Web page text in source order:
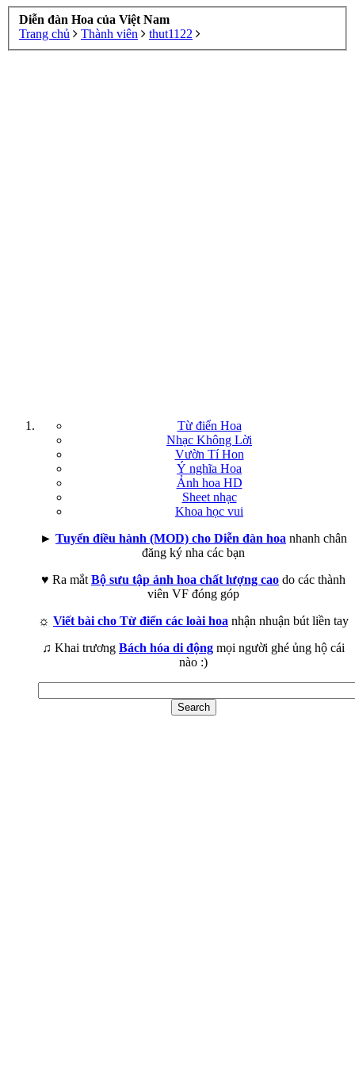
Diễn đàn Hoa của Việt Nam
Trang chủ
Thành viên thut1122
Từ điển Hoa
Nhạc Không Lời
Vườn Tí Hon
Ý nghĩa Hoa
Ảnh hoa HD
Sheet nhạc
Khoa học vui
► Tuyển điều hành (MOD) cho Diễn đàn hoa nhanh chân
đăng ký nha các bạn
♥ Ra mắt Bộ sưu tập ảnh hoa chất lượng cao do các thành
viên VF đóng góp
☼ Viết bài cho Từ điển các loài hoa nhận nhuận bút liền tay
♫ Khai trương Bách hóa di động mọi người ghé ủng hộ cái
nào :)